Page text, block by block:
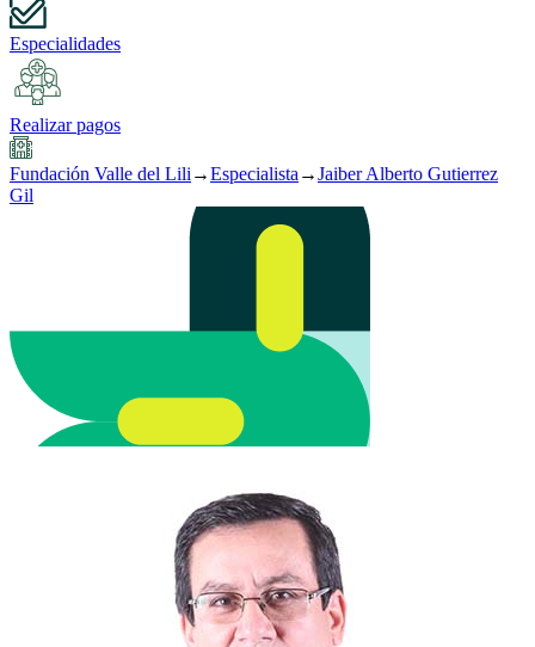
Especialidades
Realizar pagos
Fundación Valle del Lili →Especialista →Jaiber Alberto Gutierrez
Gil